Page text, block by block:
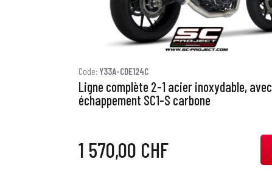
Code: Y33A-CDE124C
Ligne complète 2-1 acier inoxydable, avec
échappement SC1-S carbone
1 570,00 CHF